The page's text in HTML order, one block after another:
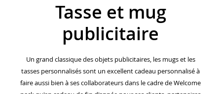
Tasse et mug
publicitaire
Un grand classique des objets publicitaires, les mugs et les
tasses personnalisés sont un excellent cadeau personnalisé à
faire aussi bien à ses collaborateurs dans le cadre de Welcome